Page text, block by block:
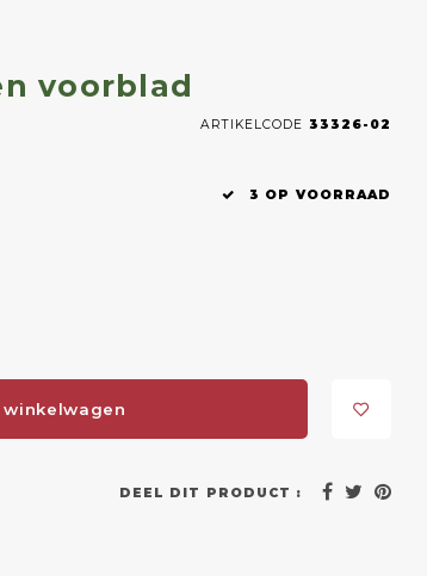
voorblad
ARTIKELCODE 33326-02
3 OP VOORRAAD
DEEL DIT PRODUCT :